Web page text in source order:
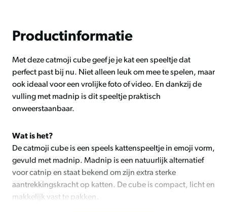
Productinformatie
Met deze catmoji cube geef je je kat een speeltje dat
perfect past bij nu. Niet alleen leuk om mee te spelen, maar
ook ideaal voor een vrolijke foto of video. En dankzij de
vulling met madnip is dit speeltje praktisch
onweerstaanbaar.
Wat is het?
De catmoji cube is een speels kattenspeeltje in emoji vorm,
gevuld met madnip. Madnip is een natuurlijk alternatief
voor catnip en staat bekend om zijn extra sterke
aantrekkingskracht op katten. De cube is compact, licht en
makkelijk vast te pakken.